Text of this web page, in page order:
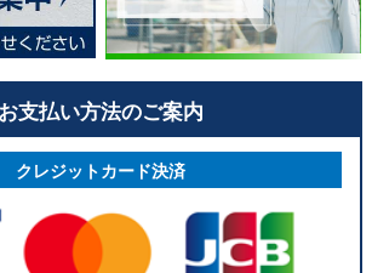
お支払い方法のご案内
クレジットカード決済